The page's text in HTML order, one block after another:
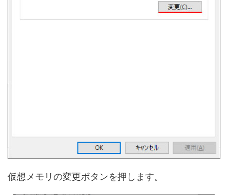
仮想メモリの変更ボタンを押します。